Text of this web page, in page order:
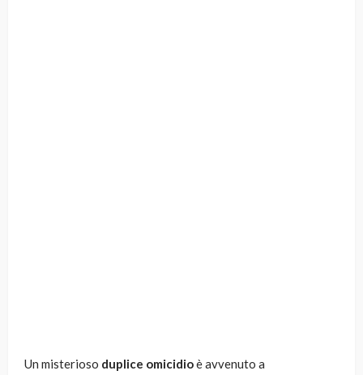
Un misterioso duplice omicidioè avvenuto a